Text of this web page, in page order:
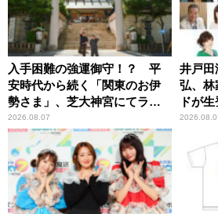
入手困難の強運御守！？ 平
安時代から続く「関東のお伊
勢さま」、芝大神宮にてラン
パンプスが合格祈願！
2026.08.07
井戸田
弘、林
ドが
ー昼ズ